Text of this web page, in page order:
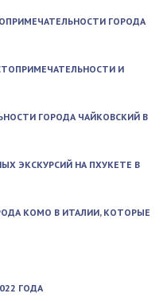
ГОРОДА
И
ГОРОДА ЧАЙКОВСКИЙ В
ЭКСКУРСИЙ НА ПХУКЕТЕ В
КОМО В ИТАЛИИ, КОТОРЫЕ
ГОДА